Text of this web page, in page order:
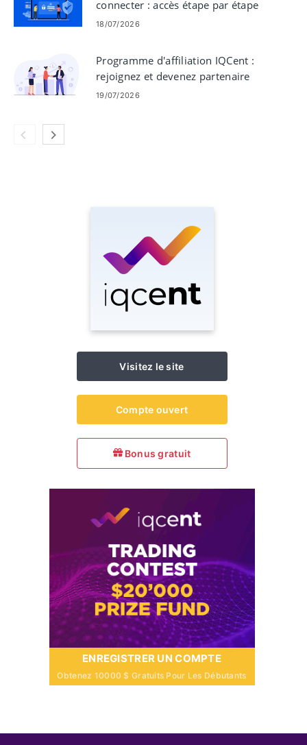
connecter : accès étape par étape
18/07/2026
Programme d'affiliation IQCent :
rejoignez et devenez partenaire
19/07/2026
Visitez le site
Compte ouvert
Bonus gratuit
ENREGISTRER UN COMPTE
Obtenez 10000 $ Gratuits Pour Les Débutants